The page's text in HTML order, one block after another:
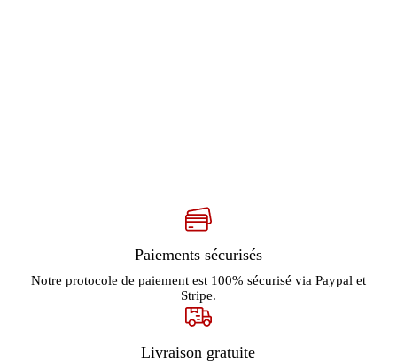
Paiements sécurisés
Notre protocole de paiement est 100% sécurisé via Paypal et
Stripe.
Livraison gratuite